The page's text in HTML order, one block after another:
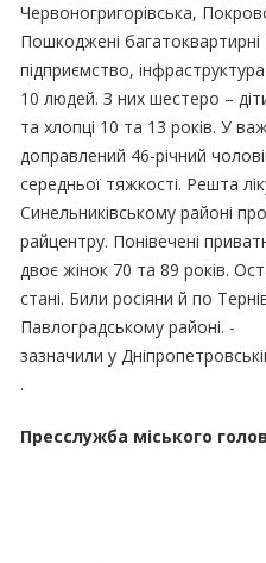
Червоногригорівська,
Пошкоджені багатоквартирні
підприємство,
10 людей. З них шестеро –
та хлопці 10 та 13 років. У
доправлений 46-річний
середньої тяжкості. Решта
Синельниківському районі
райцентру. Понівечені
двоє жінок 70 та 89 років.
стані. Били росіяни й по
Павлоградському районі. -
зазначили у
.
Пресслужба міського